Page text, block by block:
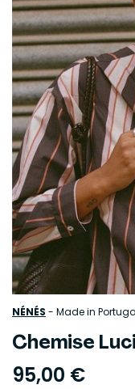
NÉNÉS - Made in
Chemise
95,00 €